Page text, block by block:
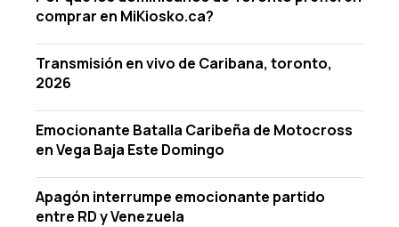
comprar en MiKiosko.ca?
Transmisión en vivo de Caribana, toronto,
2026
Emocionante Batalla Caribeña de Motocross
en Vega Baja Este Domingo
Apagón interrumpe emocionante partido
entre RD y Venezuela